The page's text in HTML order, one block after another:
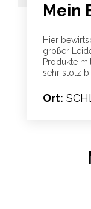
Mein
Hier
großer
Produkte
sehr stolz
Ort: